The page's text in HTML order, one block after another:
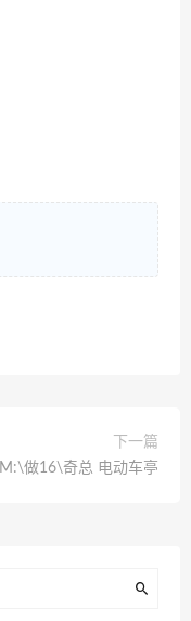
下一篇
M:\做16\奇总 电动车亭